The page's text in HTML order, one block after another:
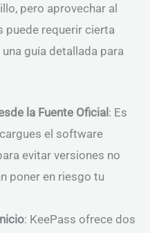
pero aprovechar al
puede requerir cierta
guía detallada para
la Fuente Oficial : Es
el software
evitar versiones no
poner en riesgo tu
: KeePass ofrece dos